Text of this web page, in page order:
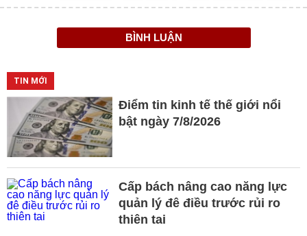
BÌNH LUẬN
TIN MỚI
Điểm tin kinh tế thế giới nổi
bật ngày 7/8/2026
Cấp bách nâng cao năng lực
quản lý đê điều trước rủi ro
thiên tai